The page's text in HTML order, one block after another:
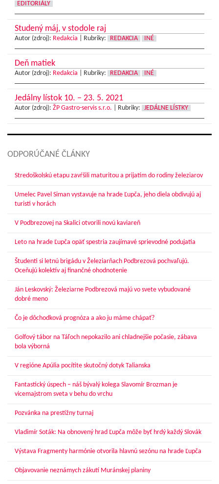
EDITORIÁLY
Studený máj, v stodole raj
Autor (zdroj): Redakcia Rubriky: REDAKCIA INÉ
Deň matiek
Autor (zdroj): Redakcia Rubriky: REDAKCIA INÉ
Jedálny lístok 10. – 23. 5. 2021
Autor (zdroj): ŽP Gastro-servis s.r.o. Rubriky: JEDÁLNE LÍSTKY
ODPORÚČANÉ ČLÁNKY
Stredoškolskú etapu zavŕšili maturitou a prijatím do rodiny železiarov
Umelec Pavel Siman vystavuje na hrade Ľupča, jeho diela obdivujú aj
turisti v horách
V Podbrezovej na Skalici otvorili novú kaviareň
Leto na hrade Ľupča opäť spestria zaujímavé sprievodné podujatia
Študenti si letnú brigádu v Železiarňach Podbrezová pochvaľujú.
Oceňujú kolektív aj finančné ohodnotenie
Ján Leskovský: Železiarne Podbrezová majú vo svete vybudované
dobré meno
Čo je dôchodková prognóza a ako ju máme chápať?
Golfový tábor na Táľoch nepokazilo ani chladnejšie počasie, zábava
bola výborná
V regióne Apúlia pocítite skutočný dotyk Talianska
Fantastický úspech – náš bývalý kolega Slavomír Brozman je
vicemajstrom sveta v behu do vrchu
Pozvánka na prestížny turnaj
Vladimír Soták: Na obnovený hrad Ľupča môže byť hrdý každý Slovák
Výstava Fragmenty harmónie otvorila hlavnú sezónu na hrade Ľupča
Objavovanie neznámych zákutí Muránskej planiny